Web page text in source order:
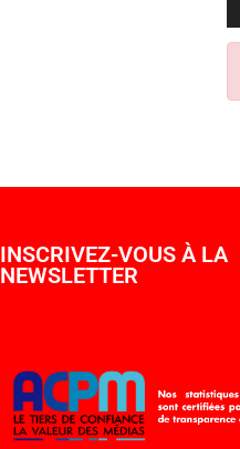
INSCRIVEZ-VOUS À LA
NEWSLETTER